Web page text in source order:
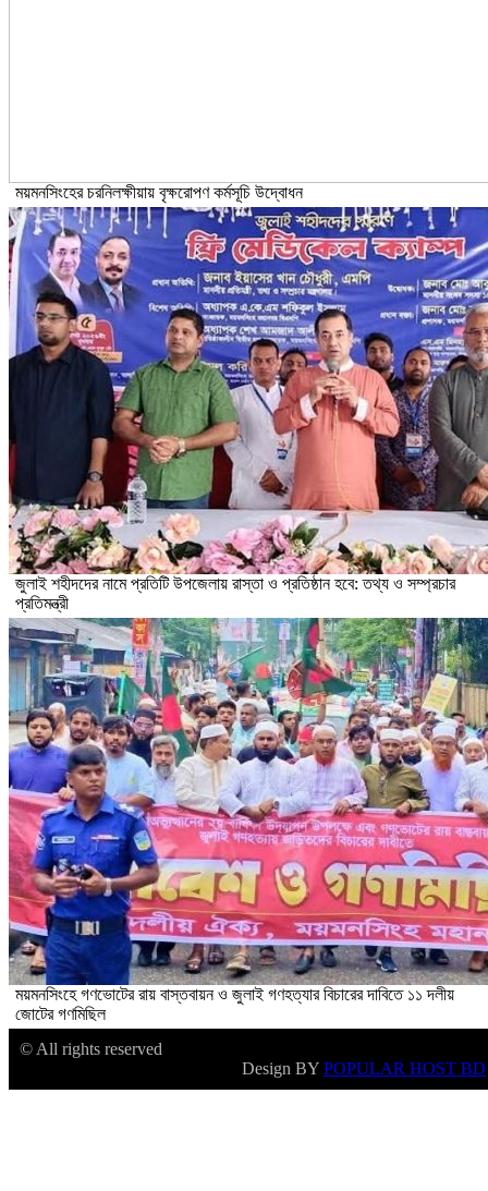
ময়মনসিংহের চরনিলক্ষীয়ায় বৃক্ষরোপণ কর্মসূচি উদ্বোধন
জুলাই শহীদদের নামে প্রতিটি উপজেলায় রাস্তা ও প্রতিষ্ঠান হবে: তথ্য ও সম্প্রচার
প্রতিমন্ত্রী
ময়মনসিংহে গণভোটের রায় বাস্তবায়ন ও জুলাই গণহত্যার বিচারের দাবিতে ১১ দলীয়
জোটের গণমিছিল
© All rights reserved
Design BY POPULAR HOST BD